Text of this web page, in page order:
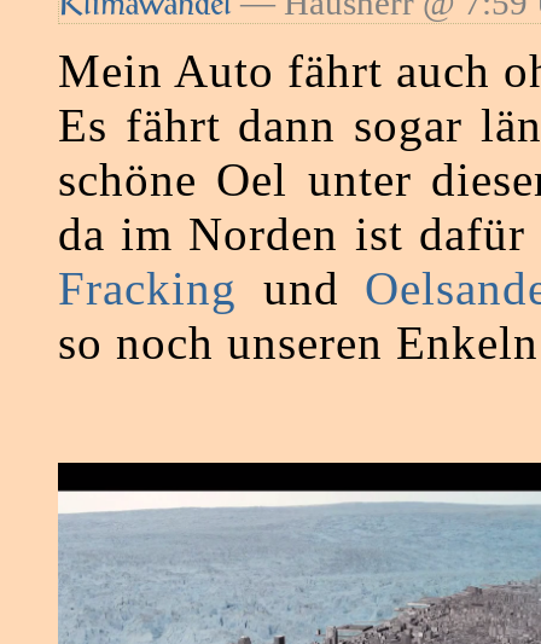
Mein Auto fährt auch
Es fährt dann sogar
schöne Oel unter
da im Norden ist dafür
Fracking und
so noch unseren